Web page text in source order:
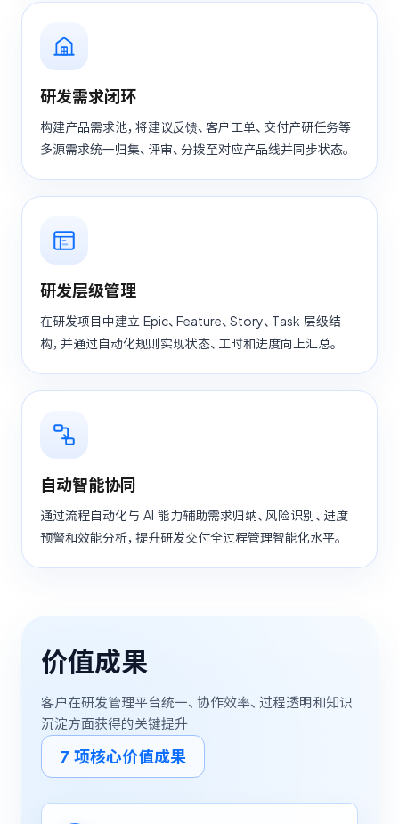
研发需求闭环
构建产品需求池，将建议反馈、客户工单、交付产研任务等
多源需求统一归集、评审、分拨至对应产品线并同步状态。
研发层级管理
在研发项目中建立 Epic、Feature、Story、Task 层级结
构，并通过自动化规则实现状态、工时和进度向上汇总。
自动智能协同
通过流程自动化与 AI 能力辅助需求归纳、风险识别、进度
预警和效能分析，提升研发交付全过程管理智能化水平。
价值成果
客户在研发管理平台统一、协作效率、过程透明和知识
沉淀方面获得的关键提升
7 项核心价值成果